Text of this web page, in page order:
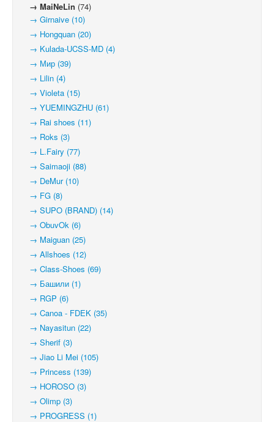
→ MaiNeLin (74)
→ Girnaive (10)
→ Hongquan (20)
→ Kulada-UCSS-MD (4)
→ Мир (39)
→ Lilin (4)
→ Violeta (15)
→ YUEMINGZHU (61)
→ Rai shoes (11)
→ Roks (3)
→ L.Fairy (77)
→ Saimaoji (88)
→ DeMur (10)
→ FG (8)
→ SUPO (BRAND) (14)
→ ObuvOk (6)
→ Maiguan (25)
→ Allshoes (12)
→ Class-Shoes (69)
→ Башили (1)
→ RGP (6)
→ Canoa - FDEK (35)
→ Nayasitun (22)
→ Sherif (3)
→ Jiao Li Mei (105)
→ Princess (139)
→ HOROSO (3)
→ Olimp (3)
→ PROGRESS (1)